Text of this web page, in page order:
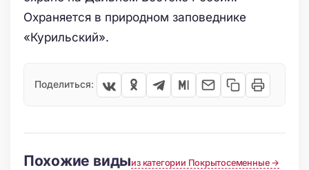
Охраняется в природном заповеднике
«Курильский».
Поделиться:
Похожие видыиз категории Покрытосеменные →